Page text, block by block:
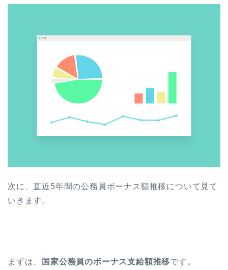
次に、直近5年間の公務員ボーナス額推移について見て
いきます。
まずは、 国家公務員のボーナス支給額推移です。